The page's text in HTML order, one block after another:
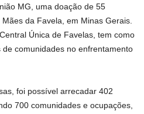
MG, uma doação de 55
da Favela, em Minas Gerais.
Única de Favelas, tem como
comunidades no enfrentamento
foi possível arrecadar 402
700 comunidades e ocupações,